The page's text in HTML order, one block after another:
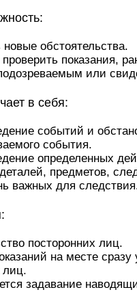
новые обстоятельства.
показания,
или
в себя:
событий и
события.
определенных
предметов,
важных для
посторонних лиц.
на месте сразу
лиц.
задавание